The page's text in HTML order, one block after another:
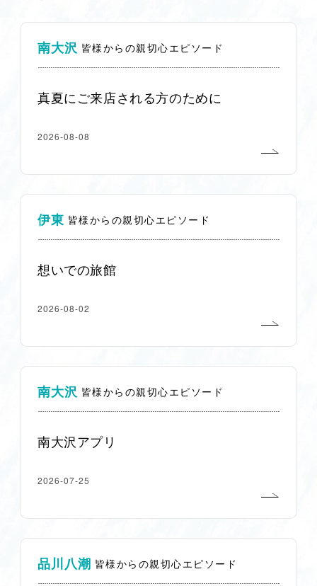
南大沢 皆様からの親切心エピソード
真夏にご来店される方のために
2026-08-08
伊東 皆様からの親切心エピソード
想いでの旅館
2026-08-02
南大沢 皆様からの親切心エピソード
南大沢アプリ
2026-07-25
品川八潮 皆様からの親切心エピソード